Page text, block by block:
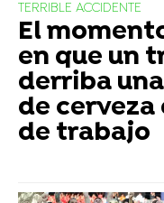
TERRIBLE ACCIDENTE
El
en que un
derriba
de cerveza
de trabajo